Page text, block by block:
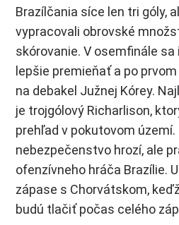
Brazílčania síce len tri góly,
vypracovali obrovské
skórovanie. V osemfinále
lepšie premieňať a po
na debakel Južnej Kórey.
je trojgólový Richarlison,
prehľad v pokutovom území.
nebezpečenstvo hrozí, ale
ofenzívneho hráča Brazílie.
zápase s Chorvátskom,
budú tlačiť počas celého